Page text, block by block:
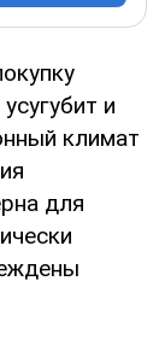
и
климат
для